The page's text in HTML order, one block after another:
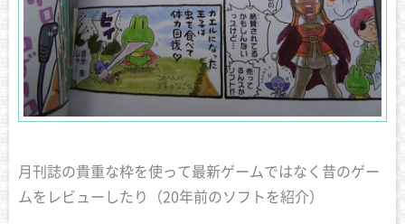
月刊誌の貴重な枠を使って最新ゲームではなく昔のゲー
ムをレビューしたり（20年前のソフトを紹介）